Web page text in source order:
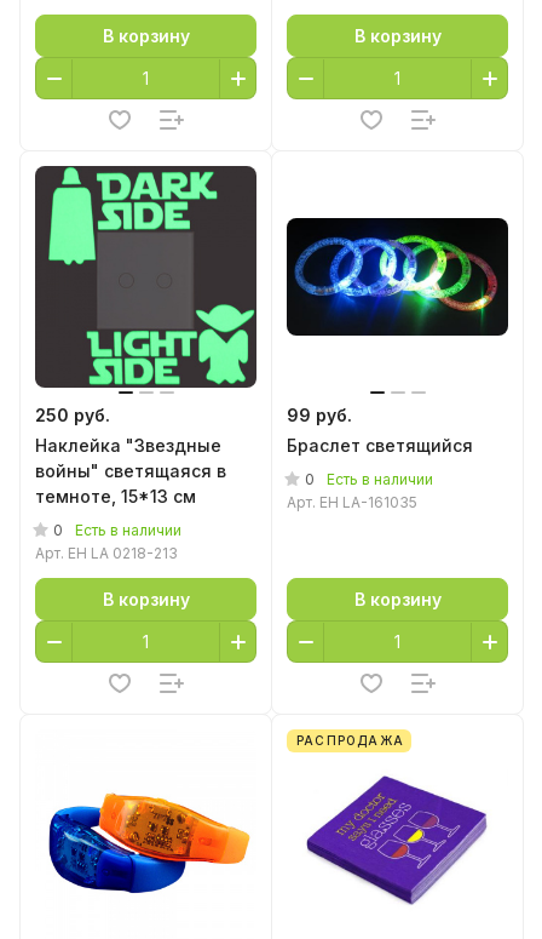
В корзину В корзину
250 руб.
Наклейка "Звездные
войны" светящаяся в
темноте, 15*13 см
0
Есть в наличии
Арт. EH LA 0218-213
В корзину
99 руб.
Браслет светящийся
0
Есть в наличии
Арт. EH LA-161035
В корзину
РАСПРОДАЖА